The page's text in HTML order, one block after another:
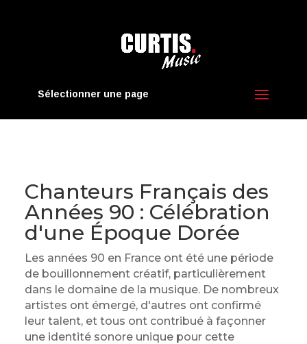
Sélectionner une page
Chanteurs Français des
Années 90 : Célébration
d'une Époque Dorée
Les années 90 en France ont été une période
de bouillonnement créatif, particulièrement
dans le domaine de la musique. De nombreux
artistes ont émergé, d'autres ont confirmé
leur talent, et tous ont contribué à façonner
une identité sonore unique pour cette